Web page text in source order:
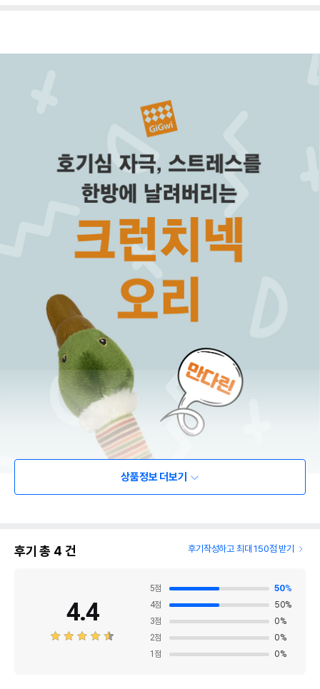
상품정보 더보기
후기 총 4 건 후기작성하고 최대 150점 받기
4.4
5점 50%
4점 50%
3점 0%
2점 0%
1 점 0%